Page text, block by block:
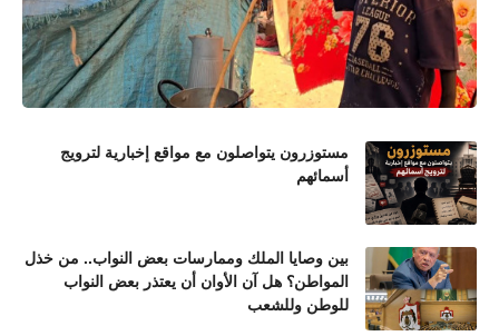
مستوزرون يتواصلون مع مواقع إخبارية لترويج
أسمائهم
بين وصايا الملك وممارسات بعض النواب.. من خذل
المواطن؟ هل آن الأوان أن يعتذر بعض النواب
للوطن وللشعب